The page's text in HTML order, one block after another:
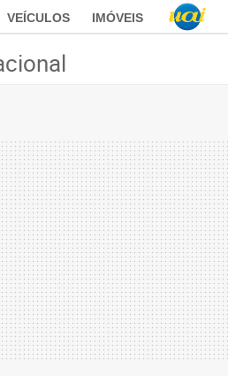
VEÍCULOS IMÓVEIS